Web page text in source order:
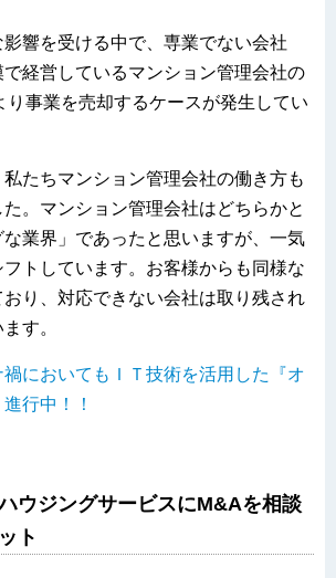
響を受ける中で、専業でない会社
経営しているマンション管理会社の
り事業を売却するケースが発生してい
たちマンション管理会社の働き方も
。マンション管理会社はどちらかと
業界」であったと思いますが、一気
トしています。お客様からも同様な
り、対応できない会社は取り残され
す。
禍においてもＩＴ技術を活用した『オ
行中！！
ウジングサービスにM&Aを相談
ト